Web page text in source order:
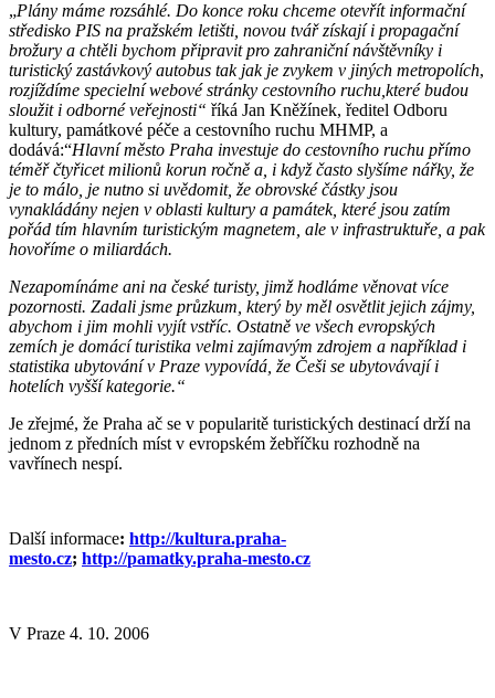
„Plány máme rozsáhlé. Do konce roku chceme otevřít informační
středisko PIS na pražském letišti, novou tvář získají i propagační
brožury a chtěli bychom připravit pro zahraniční návštěvníky i
turistický zastávkový autobus tak jak je zvykem v jiných metropolích,
rozjíždíme specielní webové stránky cestovního ruchu,které budou
sloužit i odborné veřejnosti“ říká Jan Kněžínek, ředitel Odboru
kultury, památkové péče a cestovního ruchu MHMP, a
dodává:“Hlavní město Praha investuje do cestovního ruchu přímo
téměř čtyřicet milionů korun ročně a, i když často slyšíme nářky, že
je to málo, je nutno si uvědomit, že obrovské částky jsou
vynakládány nejen v oblasti kultury a památek, které jsou zatím
pořád tím hlavním turistickým magnetem, ale v infrastruktuře, a pak
hovoříme o miliardách.
Nezapomínáme ani na české turisty, jimž hodláme věnovat více
pozornosti. Zadali jsme průzkum, který by měl osvětlit jejich zájmy,
abychom i jim mohli vyjít vstříc. Ostatně ve všech evropských
zemích je domácí turistika velmi zajímavým zdrojem a například i
statistika ubytování v Praze vypovídá, že Češi se ubytovávají i
hotelích vyšší kategorie.“
Je zřejmé, že Praha ač se v popularitě turistických destinací drží na
jednom z předních míst v evropském žebříčku rozhodně na
vavřínech nespí.
Další informace: http://kultura.praha-
mesto.cz; http://pamatky.praha-mesto.cz
V Praze 4. 10. 2006